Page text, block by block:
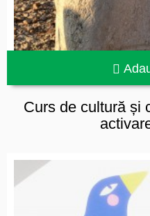
Curs de cultură și